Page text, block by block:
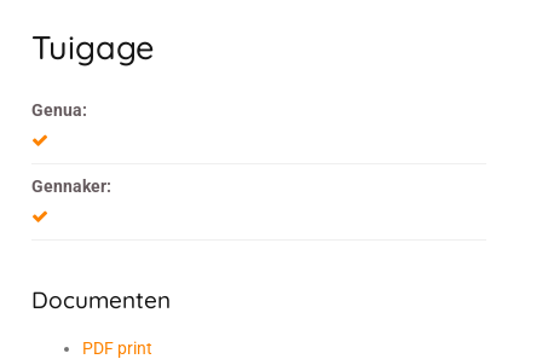
Tuigage
Genua:
Gennaker:
Documenten
PDF print